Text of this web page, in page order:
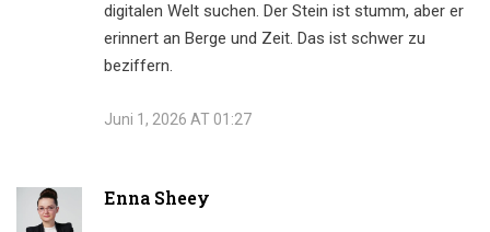
digitalen Welt suchen. Der Stein ist stumm, aber er
erinnert an Berge und Zeit. Das ist schwer zu
beziffern.
Juni 1, 2026 AT 01:27
Enna Sheey